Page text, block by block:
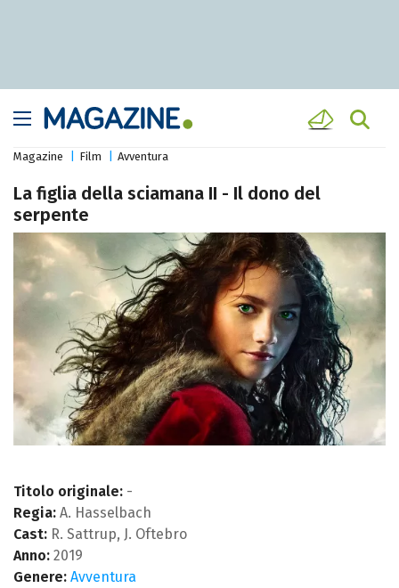
Magazine Film Avventura
La figlia della sciamana II - Il dono del
serpente
Titolo originale: -
Regia: A. Hasselbach
Cast: R. Sattrup, J. Oftebro
Anno: 2019
Genere: Avventura